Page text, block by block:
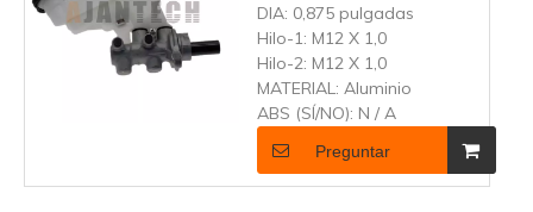
DIA: 0,875 pulgadas
Hilo-1: M12 X 1,0
Hilo-2: M12 X 1,0
MATERIAL: Aluminio
ABS (SÍ/NO): N / A
Preguntar